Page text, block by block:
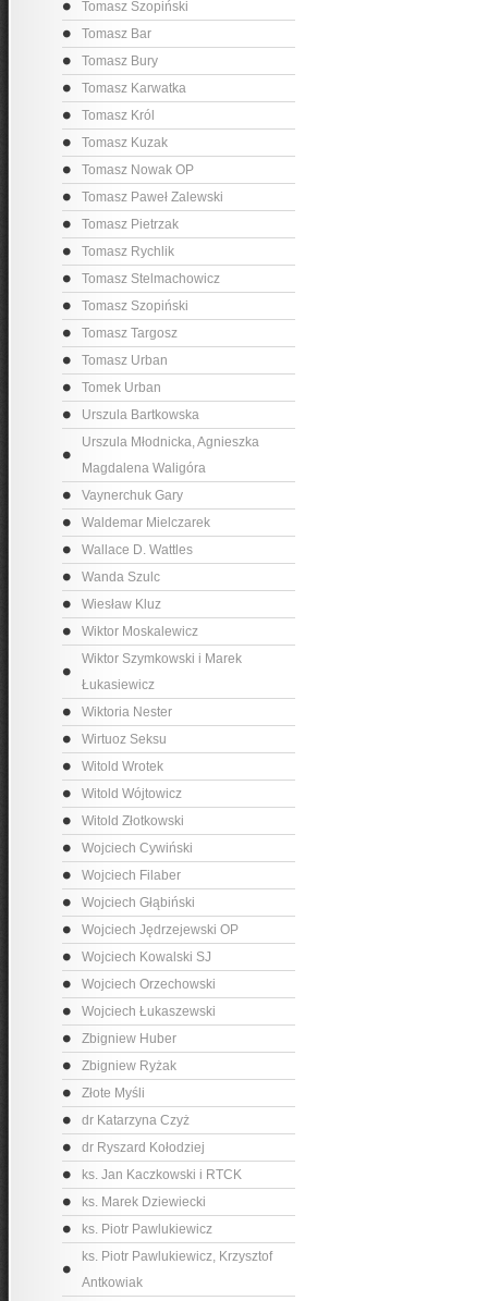
Tomasz Szopiński
Tomasz Bar
Tomasz Bury
Tomasz Karwatka
Tomasz Król
Tomasz Kuzak
Tomasz Nowak OP
Tomasz Paweł Zalewski
Tomasz Pietrzak
Tomasz Rychlik
Tomasz Stelmachowicz
Tomasz Szopiński
Tomasz Targosz
Tomasz Urban
Tomek Urban
Urszula Bartkowska
Urszula Młodnicka, Agnieszka
Magdalena Waligóra
Vaynerchuk Gary
Waldemar Mielczarek
Wallace D. Wattles
Wanda Szulc
Wiesław Kluz
Wiktor Moskalewicz
Wiktor Szymkowski i Marek
Łukasiewicz
Wiktoria Nester
Wirtuoz Seksu
Witold Wrotek
Witold Wójtowicz
Witold Złotkowski
Wojciech Cywiński
Wojciech Filaber
Wojciech Głąbiński
Wojciech Jędrzejewski OP
Wojciech Kowalski SJ
Wojciech Orzechowski
Wojciech Łukaszewski
Zbigniew Huber
Zbigniew Ryżak
Złote Myśli
dr Katarzyna Czyż
dr Ryszard Kołodziej
ks. Jan Kaczkowski i RTCK
ks. Marek Dziewiecki
ks. Piotr Pawlukiewicz
ks. Piotr Pawlukiewicz, Krzysztof
Antkowiak